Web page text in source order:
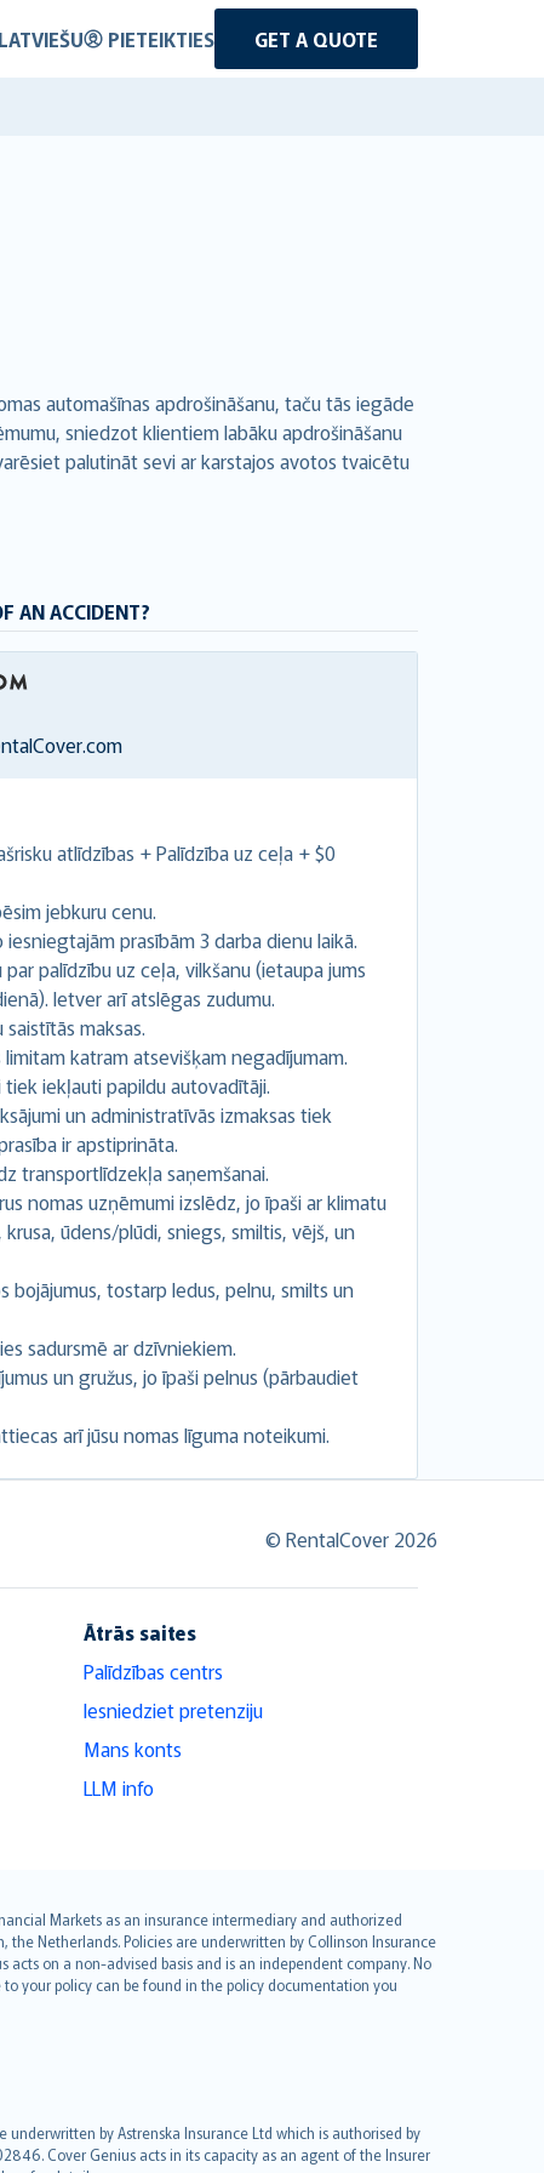
LATVIEŠU PIETEIKTIES GET A QUOTE
automašīnas apdrošināšanu, taču tās iegāde
sniedzot klientiem labāku apdrošināšanu
palutināt sevi ar karstajos avotos tvaicētu
AN ACCIDENT?
atlīdzības + Palīdzība uz ceļa + $0
jebkuru cenu.
prasībām 3 darba dienu laikā.
palīdzību uz ceļa, vilkšanu (ietaupa jums
Ietver arī atslēgas zudumu.
maksas.
katram atsevišķam negadījumam.
iekļauti papildu autovadītāji.
un administratīvās izmaksas tiek
ir apstiprināta.
transportlīdzekļa saņemšanai.
nomas uzņēmumi izslēdz, jo īpaši ar klimatu
ūdens/plūdi, sniegs, smiltis, vējš, un
bojājumus, tostarp ledus, pelnu, smilts un
sadursmē ar dzīvniekiem.
un gružus, jo īpaši pelnus (pārbaudiet
arī jūsu nomas līguma noteikumi.
© RentalCover 2026
Ātrās saites
Palīdzības centrs
Iesniedziet pretenziju
Mans konts
LLM info
Markets as an insurance intermediary and authorized
Netherlands. Policies are underwritten by Collinson Insurance
on a non-advised basis and is an independent company. No
your policy can be found in the policy documentation you
by Astrenska Insurance Ltd which is authorised by
Cover Genius acts in its capacity as an agent of the Insurer